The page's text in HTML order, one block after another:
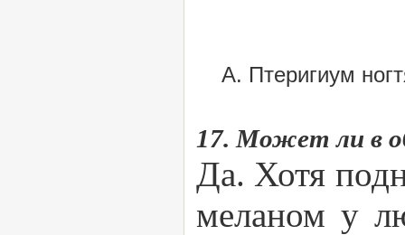
А. Птеригиум
17. Может ли в
Да. Хотя
меланом у